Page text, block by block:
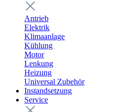
Antrieb
Elektrik
Klimaanlage
Kühlung
Motor
Lenkung
Heizung
Universal Zubehör
Instandsetzung
Service